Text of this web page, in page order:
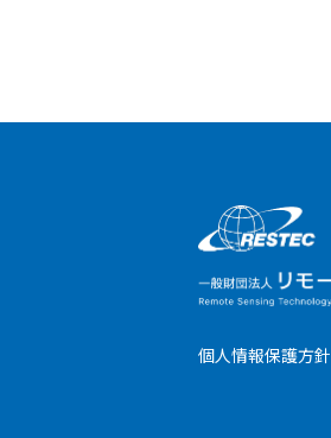
個人情報保護方針